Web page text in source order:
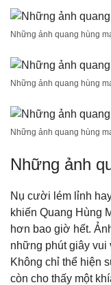
Những ảnh quang hùng
Những ảnh quang hùng
Những ảnh quang hùng
Những ảnh
Nụ cười lém lỉnh
khiến Quang Hùng
hơn bao giờ hết.
những phút giây
Không chỉ thể hiện
còn cho thấy một